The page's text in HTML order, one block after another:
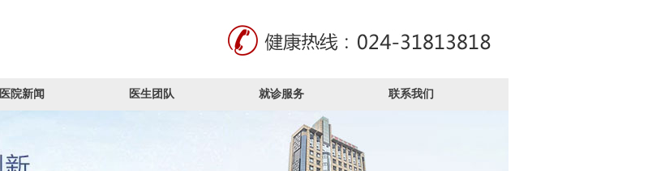
医院新闻 医生团队 就诊服务 联系我们